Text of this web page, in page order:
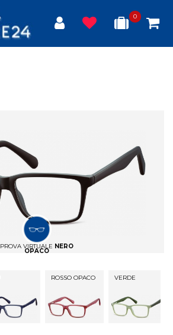
0
PROVA VIRTUALE NERO
OPACO
ROSSO OPACO VERDE